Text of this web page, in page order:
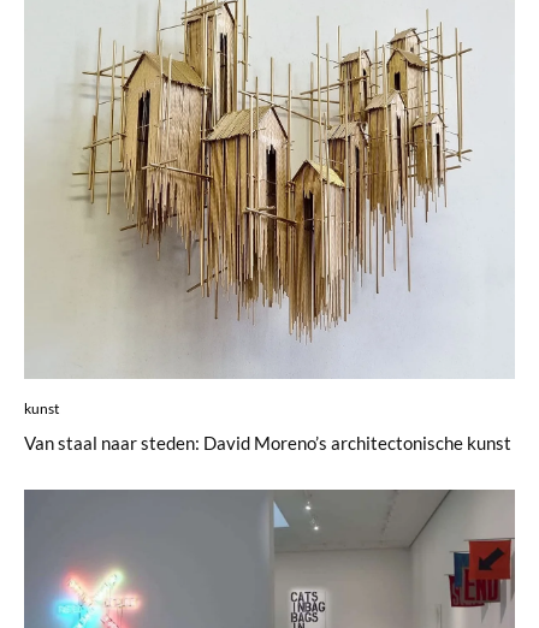
kunst
Van staal naar steden: David Moreno’s architectonische kunst